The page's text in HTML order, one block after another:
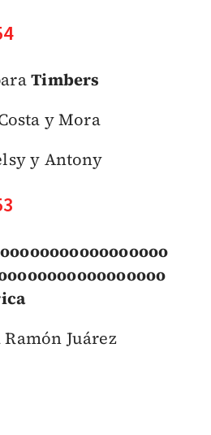
Timbers
y Mora
y Antony
Juárez